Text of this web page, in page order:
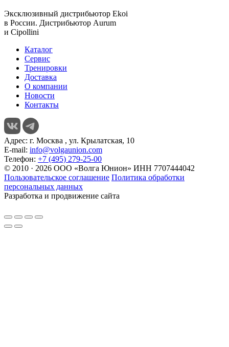
Эксклюзивный дистрибьютор Ekoi
в России. Дистрибьютор Aurum
и Cipollini
Каталог
Сервис
Тренировки
Доставка
О компании
Новости
Контакты
Адрес: г. Москва , ул. Крылатская, 10
E-mail: info@volgaunion.com
Телефон: +7 (495) 279-25-00
© 2010 · 2026 ООО «Волга Юнион» ИНН 7707444042
Пользовательское соглашение Политика обработки
персональных данных
Разработка и продвижение сайта